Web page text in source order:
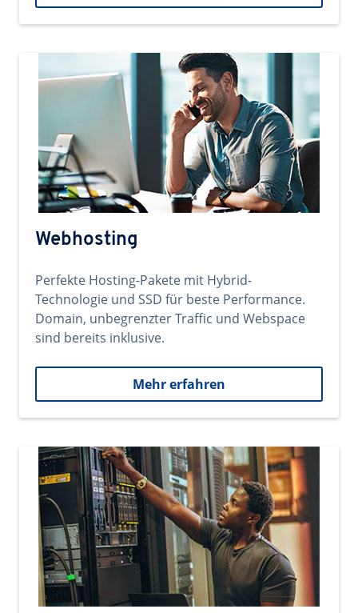
Webhosting
Perfekte Hosting-Pakete mit Hybrid-
Technologie und SSD für beste Performance.
Domain, unbegrenzter Traffic und Webspace
sind bereits inklusive.
Mehr erfahren